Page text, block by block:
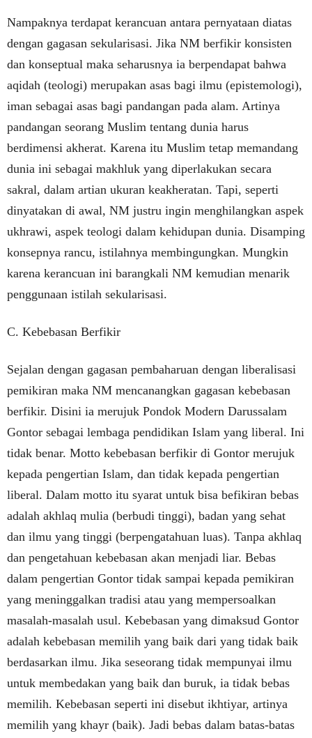
Nampaknya terdapat kerancuan antara pernyataan diatas
dengan gagasan sekularisasi. Jika NM berfikir konsisten
dan konseptual maka seharusnya ia berpendapat bahwa
aqidah (teologi) merupakan asas bagi ilmu (epistemologi),
iman sebagai asas bagi pandangan pada alam. Artinya
pandangan seorang Muslim tentang dunia harus
berdimensi akherat. Karena itu Muslim tetap memandang
dunia ini sebagai makhluk yang diperlakukan secara
sakral, dalam artian ukuran keakheratan. Tapi, seperti
dinyatakan di awal, NM justru ingin menghilangkan aspek
ukhrawi, aspek teologi dalam kehidupan dunia. Disamping
konsepnya rancu, istilahnya membingungkan. Mungkin
karena kerancuan ini barangkali NM kemudian menarik
penggunaan istilah sekularisasi.
C. Kebebasan Berfikir
Sejalan dengan gagasan pembaharuan dengan liberalisasi
pemikiran maka NM mencanangkan gagasan kebebasan
berfikir. Disini ia merujuk Pondok Modern Darussalam
Gontor sebagai lembaga pendidikan Islam yang liberal. Ini
tidak benar. Motto kebebasan berfikir di Gontor merujuk
kepada pengertian Islam, dan tidak kepada pengertian
liberal. Dalam motto itu syarat untuk bisa befikiran bebas
adalah akhlaq mulia (berbudi tinggi), badan yang sehat
dan ilmu yang tinggi (berpengatahuan luas). Tanpa akhlaq
dan pengetahuan kebebasan akan menjadi liar. Bebas
dalam pengertian Gontor tidak sampai kepada pemikiran
yang meninggalkan tradisi atau yang mempersoalkan
masalah-masalah usul. Kebebasan yang dimaksud Gontor
adalah kebebasan memilih yang baik dari yang tidak baik
berdasarkan ilmu. Jika seseorang tidak mempunyai ilmu
untuk membedakan yang baik dan buruk, ia tidak bebas
memilih. Kebebasan seperti ini disebut ikhtiyar, artinya
memilih yang khayr (baik). Jadi bebas dalam batas-batas